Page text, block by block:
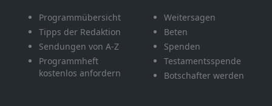
Programmübersicht
Tipps der Redaktion
Sendungen von A-Z
Programmheft
kostenlos anfordern
Weitersagen
Beten
Spenden
Testamentsspende
Botschafter werden